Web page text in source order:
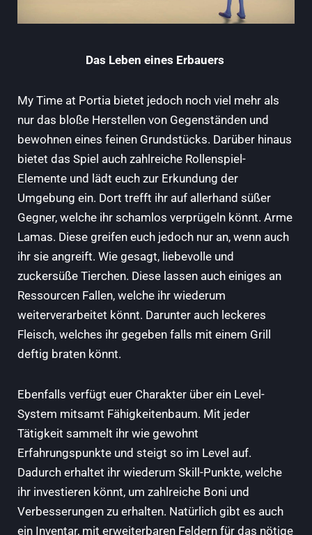
Das Leben eines Erbauers
My Time at Portia bietet jedoch noch viel mehr als
nur das bloße Herstellen von Gegenständen und
bewohnen eines feinen Grundstücks. Darüber hinaus
bietet das Spiel auch zahlreiche Rollenspiel-
Elemente und lädt euch zur Erkundung der
Umgebung ein. Dort trefft ihr auf allerhand süßer
Gegner, welche ihr schamlos verprügeln könnt. Arme
Lamas. Diese greifen euch jedoch nur an, wenn auch
ihr sie angreift. Wie gesagt, liebevolle und
zuckersüße Tierchen. Diese lassen auch einiges an
Ressourcen Fallen, welche ihr wiederum
weiterverarbeitet könnt. Darunter auch leckeres
Fleisch, welches ihr gegeben falls mit einem Grill
deftig braten könnt.
Ebenfalls verfügt euer Charakter über ein Level-
System mitsamt Fähigkeitenbaum. Mit jeder
Tätigkeit sammelt ihr wie gewohnt
Erfahrungspunkte und steigt so im Level auf.
Dadurch erhaltet ihr wiederum Skill-Punkte, welche
ihr investieren könnt, um zahlreiche Boni und
Verbesserungen zu erhalten. Natürlich gibt es auch
ein Inventar, mit erweiterbaren Feldern für das nötige